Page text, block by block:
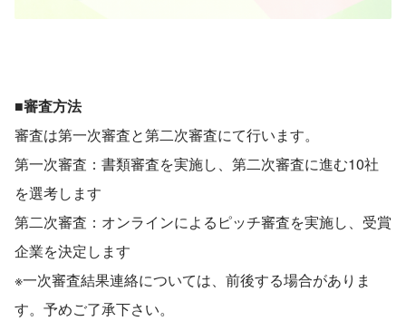
■審査方法
審査は第一次審査と第二次審査にて行います。
第一次審査：書類審査を実施し、第二次審査に進む10社
を選考します
第二次審査：オンラインによるピッチ審査を実施し、受賞
企業を決定します
※一次審査結果連絡については、前後する場合がありま
す。予めご了承下さい。